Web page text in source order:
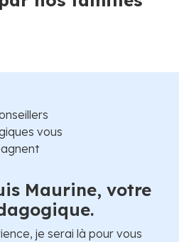
Maurine, votre
je serai là pour vous